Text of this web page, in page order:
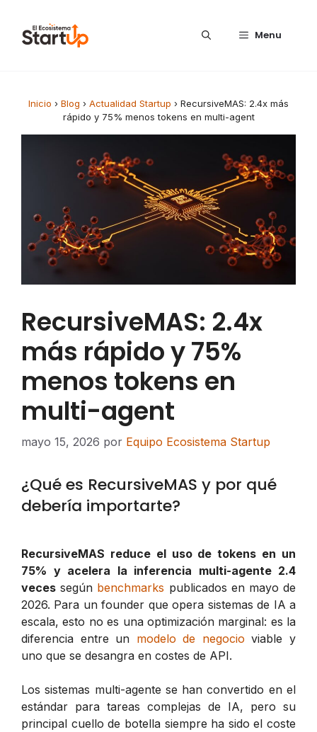
Menu
Inicio › Blog › Actualidad Startup › RecursiveMAS: 2.4x más
rápido y 75% menos tokens en multi-agent
RecursiveMAS: 2.4x
más rápido y 75%
menos tokens en
multi-agent
mayo 15, 2026 por Equipo Ecosistema Startup
¿Qué es RecursiveMAS y por qué
debería importarte?
RecursiveMAS reduce el uso de tokens en un
75% y acelera la inferencia multi-agente 2.4
veces según benchmarks publicados en mayo de
2026. Para un founder que opera sistemas de IA a
escala, esto no es una optimización marginal: es la
diferencia entre un modelo de negocio viable y
uno que se desangra en costes de API.
Los sistemas multi-agente se han convertido en el
estándar para tareas complejas de IA, pero su
principal cuello de botella siempre ha sido el coste